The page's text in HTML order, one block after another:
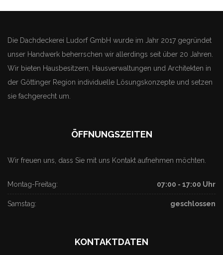
Die Dachdeckerei Ludorf GmbH wurde im Jahr 2017 gegründet
unser Handwerk beherrschen wir allerdings seit über 20 Jahren.
Wir bieten Hausbesitzern, Hausverwaltungen und Architekten in
der Göttinger Region individuelle Lösungskonzepte und setzen
sie fachgerecht um.
ÖFFNUNGSZEITEN
Wir freuen uns, dass Sie mit uns Kontakt aufnehmen möchten.
Montag-Freitag: 07:00 - 17:00 Uhr
Samstag: geschlossen
KONTAKTDATEN